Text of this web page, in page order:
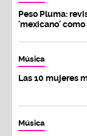
Peso Pluma:
'mexicano'
Música
Las 10 mujeres
Música